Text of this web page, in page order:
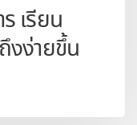
เรียน
งง่ายขึ้น